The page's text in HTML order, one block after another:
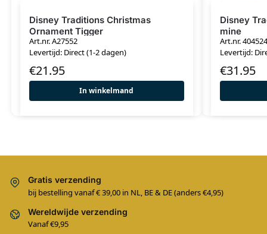
Disney Traditions Christmas
Ornament Tigger
Art.nr. A27552
Levertijd: Direct (1-2 dagen)
€21.95
In winkelmand
Disney
mine
Art.nr.
Levertijd:
€31.95
Gratis verzending
bij bestelling vanaf € 39,00 in NL, BE & DE (anders €4,95)
Wereldwijde verzending
Vanaf €9,95